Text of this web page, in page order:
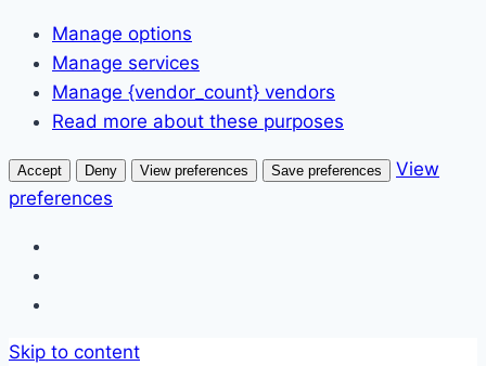
Manage options
Manage services
Manage {vendor_count} vendors
Read more about these purposes
Accept Deny View preferences Save preferences
View
preferences
Skip to content